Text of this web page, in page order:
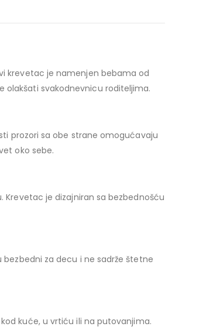
krevetac je namenjen bebama od
olakšati svakodnevnicu roditeljima.
prozori sa obe strane omogućavaju
oko sebe.
Krevetac je dizajniran sa bezbednošću
za decu i ne sadrže štetne
kuće, u vrtiću ili na putovanjima.